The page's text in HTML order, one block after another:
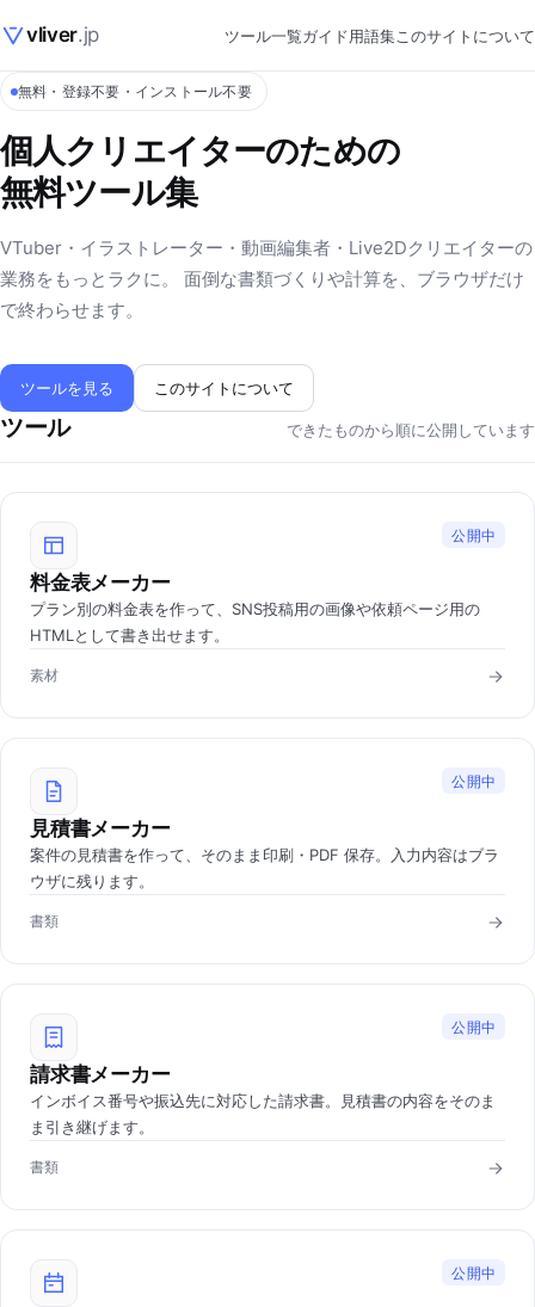
vliver.jp ツール一覧ガイド用語集このサイトについて
無料・登録不要・インストール不要
個人クリエイターのための
無料ツール集
VTuber・イラストレーター・動画編集者・Live2Dクリエイターの
業務をもっとラクに。 面倒な書類づくりや計算を、ブラウザだけ
で終わらせます。
ツールを見る このサイトについて
ツール できたものから順に公開しています
公開中
料金表メーカー
プラン別の料金表を作って、SNS投稿用の画像や依頼ページ用の
HTMLとして書き出せます。
素材
公開中
見積書メーカー
案件の見積書を作って、そのまま印刷・PDF 保存。入力内容はブラ
ウザに残ります。
書類
公開中
請求書メーカー
インボイス番号や振込先に対応した請求書。見積書の内容をそのま
ま引き継げます。
書類
公開中